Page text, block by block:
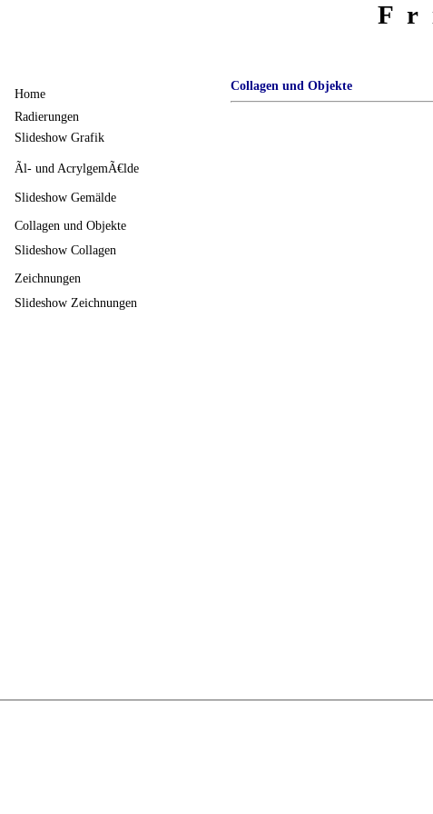
Collagen und Objekte
Home
Radierungen
Slideshow Grafik
Ãl- und AcrylgemÃ€lde
Slideshow Gemälde
Collagen und Objekte
Slideshow Collagen
Zeichnungen
Slideshow Zeichnungen